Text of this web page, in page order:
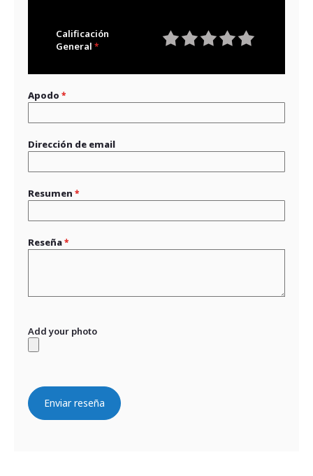
Calificación
General
Apodo
Dirección de email
Resumen
Reseña
Add your photo
Enviar reseña